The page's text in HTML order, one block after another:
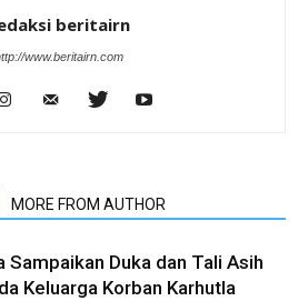
beritairn
www.beritairn.com
MORE FROM AUTHOR
Sampaikan Duka dan Tali Asih
Keluarga Korban Karhutla